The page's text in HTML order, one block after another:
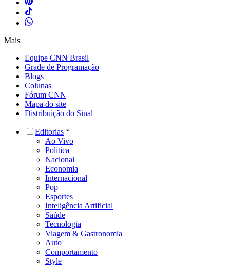
Mais
Equipe CNN Brasil
Grade de Programação
Blogs
Colunas
Fórum CNN
Mapa do site
Distribuição do Sinal
Editorias
Ao Vivo
Política
Nacional
Economia
Internacional
Pop
Esportes
Inteligência Artificial
Saúde
Tecnologia
Viagem & Gastronomia
Auto
Comportamento
Style